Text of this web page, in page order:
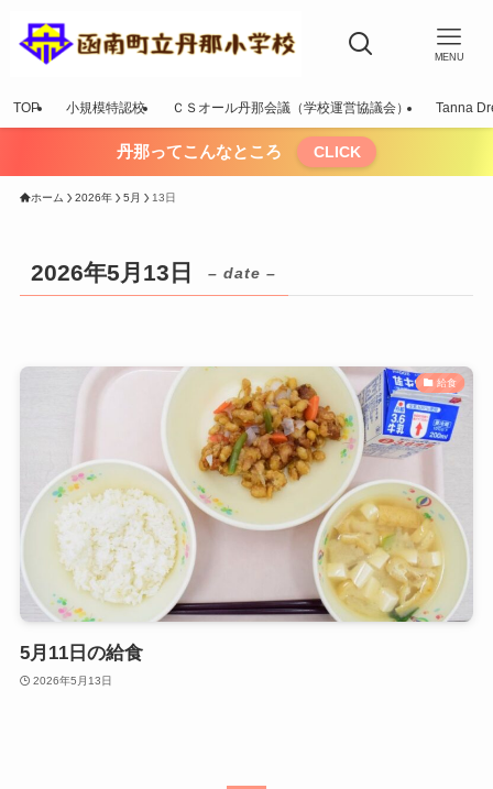
MENU
TOP 小規模特認校 ＣＳオール丹那会議（学校運営協議会） Tanna
丹那ってこんなところ CLICK
ホーム 2026年 5月 13日
2026年5月13日 – date –
給食
5月11日の給食
2026年5月13日